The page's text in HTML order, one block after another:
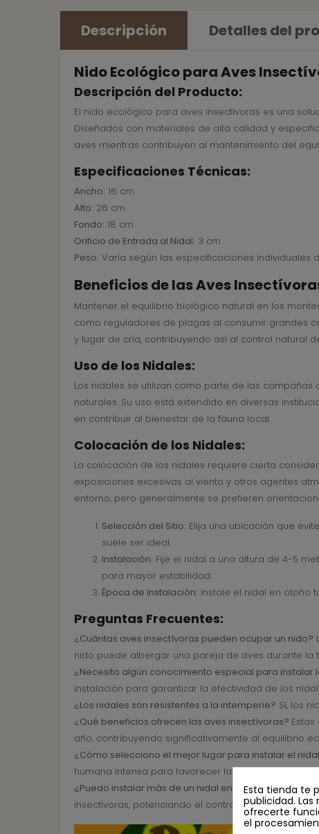
Descripción Detalles del
Nido Ecológico para Aves
Descripción del Producto:
El nido ecológico para aves insectívoras es una
Diseñados con materiales de alta calidad y
aves mientras contribuyen al mantenimiento del
Especificaciones Técnicas:
Ancho: 16 cm
Alto: 26 cm
Fondo: 18 cm
Orificio de Entrada al Nidal: 3 cm
Peso: Varía según las especificaciones individuales
Beneficios de las Aves
Mantener el equilibrio biológico natural en los
como reguladores de plagas al consumir grandes
y lugar de cría, contribuyendo así al control natural
Uso de los Nidales:
Los nidales se utilizan como parte de las
naturales. Su uso está extendido en diversas
en contribuir al bienestar de la fauna local.
Colocación de los Nidales:
La colocación de los nidales requiere cierta
exposiciones excesivas al viento y otros agentes
entorno, pero generalmente se prefieren
Selección del Sitio: Elija una ubicación que
suele ser ideal.
Instalación: Fije el nidal a una altura de 4-5
para mayor estabilidad.
Época de Instalación: Instale el nidal en otoño
Preguntas Frecuentes:
¿Cuántas aves insectívoras pueden ocupar un nido?
nido puede albergar una pareja de aves durante la
¿Necesito algún conocimiento especial para instalar
instalación para garantizar la efectividad de los
¿Los nidales son resistentes a la intemperie? Sí, los
¿Qué beneficios ofrecen las aves insectívoras?
año, contribuyendo significativamente al equilibrio
¿Cómo selecciono el mejor lugar para instalar el
humana intensa para favorecer la ocupación de las
¿Puedo instalar más de un nidal en mi jardín o finca?
insectívoras, potenciando el control natural de
Esta tienda te
publicidad.
ofrecerte
el